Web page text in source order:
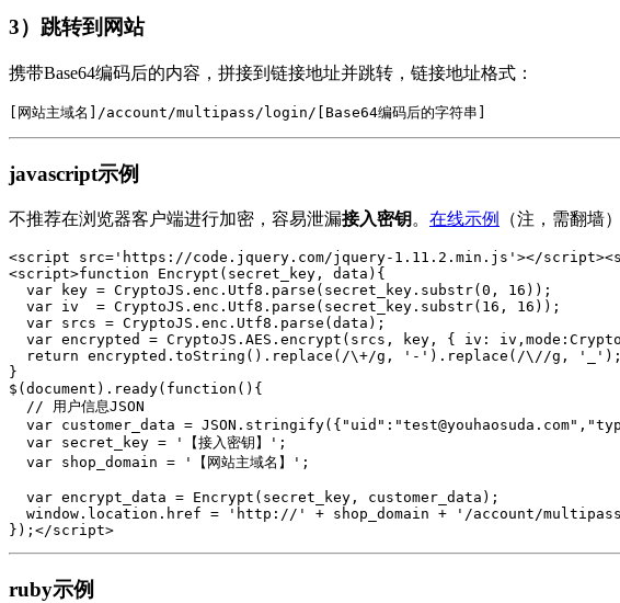
3）跳转到网站
携带Base64编码后的内容，拼接到链接地址并跳转，链接地址格式：
javascript示例
不推荐在浏览器客户端进行加密，容易泄漏接入密钥 。 在线示例 （注，需翻墙）
<script src= 'https://code.jquery.com/jquery-1.11.2.min.js' ></script><
<script>function Encrypt ( secret_key , data ){
var
key = CryptoJS . enc . Utf8 . parse ( secret_key . substr( 0 , 16 ));
var iv = CryptoJS . enc . Utf8 . parse ( secret_key . substr( 16 , 16 ));
var srcs = CryptoJS . enc . Utf8 . parse ( data );
var encrypted = CryptoJS . AES . encrypt ( srcs , key , { iv : iv , mode :
return encrypted . toString (). replace ( /\+/g , '-' ). replace ( /\//g , '_'
$ ( document ). ready( function (){
// 用户信息JSON
var customer_data = JSON . stringify({ "uid" : "test@youhaosuda.com" ,
var secret_key = '【接入密钥】' ;
var shop_domain = '【网站主域名】' ;
var encrypt_data = Encrypt ( secret_key , customer_data );
window . location . href = 'http://' + shop_domain + '/account/
}); </script>
ruby示例